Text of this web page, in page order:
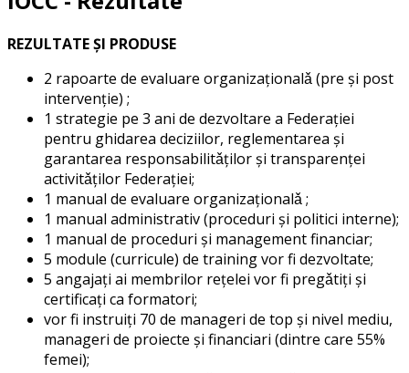
REZULTATE ŞI PRODUSE
2 rapoarte de evaluare organizaţionalǎ (pre şi post
intervenţie) ;
1 strategie pe 3 ani de dezvoltare a Federaţiei
pentru ghidarea deciziilor, reglementarea şi
garantarea responsabilitǎţilor şi transparenţei
activitǎţilor Federaţiei;
1 manual de evaluare organizaţionalǎ ;
1 manual administrativ (proceduri şi politici interne);
1 manual de proceduri şi management financiar;
5 module (curricule) de training vor fi dezvoltate;
5 angajaţi ai membrilor reţelei vor fi pregǎtiţi şi
certificaţi ca formatori;
vor fi instruiţi 70 de manageri de top şi nivel mediu,
manageri de proiecte şi financiari (dintre care 55%
femei);